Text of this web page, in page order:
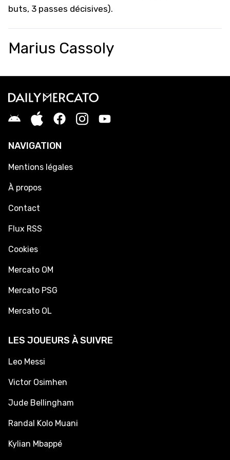
buts, 3 passes décisives).
Marius Cassoly
NAVIGATION
Mentions légales
À propos
Contact
Flux RSS
Cookies
Mercato OM
Mercato PSG
Mercato OL
LES JOUEURS À SUIVRE
Leo Messi
Victor Osimhen
Jude Bellingham
Randal Kolo Muani
Kylian Mbappé